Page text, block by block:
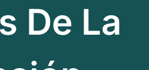
De La